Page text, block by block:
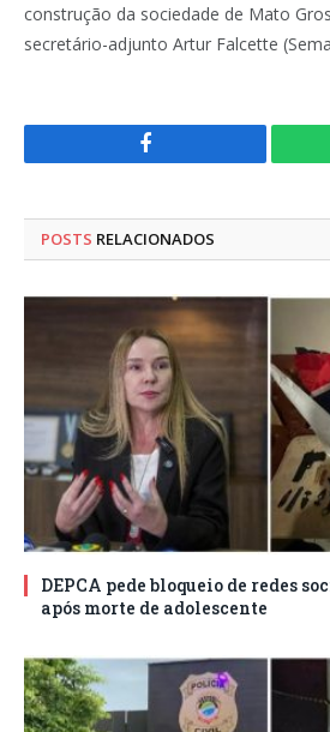
construção da sociedade de Mato
secretário-adjunto Artur Falcette
Facebook
POSTS RELACIONADOS
DEPCA pede bloqueio de redes
após morte de adolescente